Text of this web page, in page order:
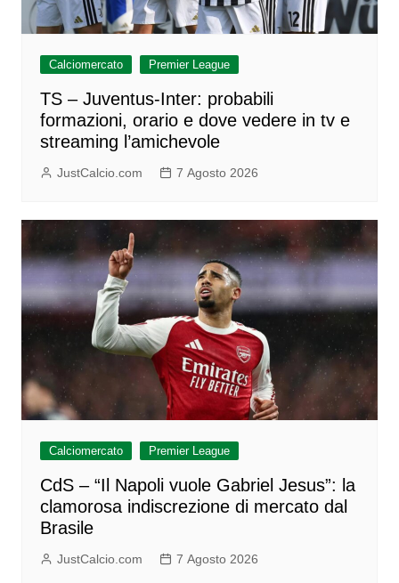
Calciomercato Premier League
TS – Juventus-Inter: probabili
formazioni, orario e dove vedere in tv e
streaming l’amichevole
JustCalcio.com 7 Agosto 2026
Calciomercato Premier League
CdS – “Il Napoli vuole Gabriel Jesus”: la
clamorosa indiscrezione di mercato dal
Brasile
JustCalcio.com 7 Agosto 2026